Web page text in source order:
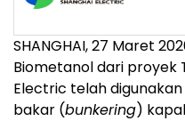
SHANGHAI,27 Maret
Biometanol dari proyek
Electric telah
bakar (bunkering)